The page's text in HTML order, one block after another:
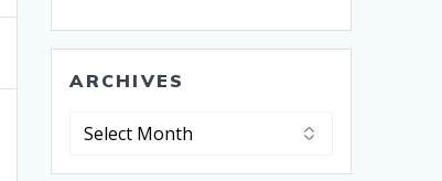
ARCHIVES
Archives